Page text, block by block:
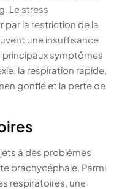
Le stress
la restriction de la
une insuffisance
principaux symptômes
la respiration rapide,
gonflé et la perte de
à des problèmes
brachycéphale. Parmi
respiratoires, une